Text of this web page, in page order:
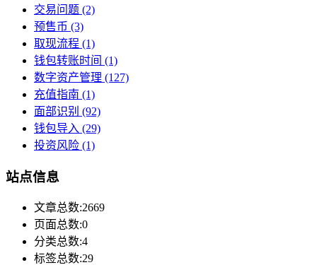
交易问题 (2)
预售币 (3)
取现流程 (1)
钱包转账时间 (1)
数字资产管理 (127)
充值指南 (1)
面部识别 (92)
钱包导入 (29)
投资风险 (1)
站点信息
文章总数:2669
页面总数:0
分类总数:4
标签总数:29